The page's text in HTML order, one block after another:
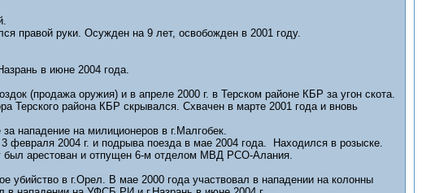
правой руки. Осужден на 9 лет, освобожден в 2001 году.
в июне 2004 года.
(продажа оружия) и в апреле 2000 г. в Терском районе КБР за угон скота.
Терского района КБР скрывался. Схвачен в марте 2001 года и вновь
нападение на милиционеров в г.Малгобек.
февраля 2004 г. и подрыва поезда в мае 2004 года. Находился в розыске.
был арестован и отпущен 6-м отделом МВД РСО-Алания.
в г.Орел. В мае 2000 года участвовал в нападении на колонны